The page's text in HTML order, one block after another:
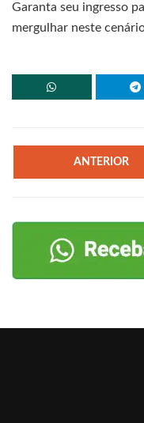
Garanta seu ingresso
mergulhar neste
ANTERIOR